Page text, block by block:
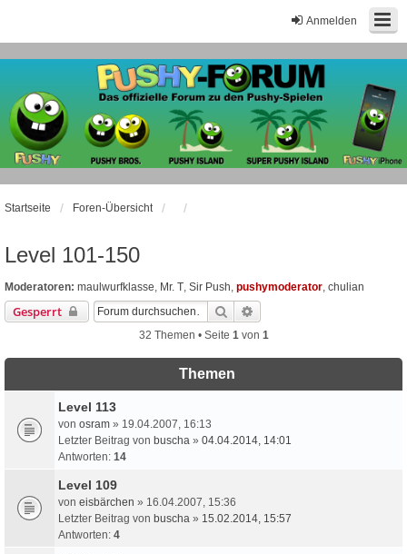
Anmelden
Startseite Foren-Übersicht
Level 101-150
Moderatoren: maulwurfklasse, Mr. T, Sir Push, pushymoderator, chulian
Gesperrt Suche
32 Themen • Seite 1von 1
Themen
Level 113
von osram » 19.04.2007, 16:13
Letzter Beitrag von buscha » 04.04.2014, 14:01
Antworten: 14
Level 109
von eisbärchen » 16.04.2007, 15:36
Letzter Beitrag von buscha » 15.02.2014, 15:57
Antworten: 4